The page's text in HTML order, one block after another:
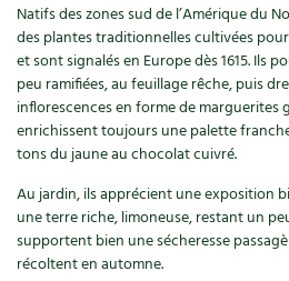
Recettes végétariennes et vegan
Habitat écologique
Conception et gros oeuvre
Matériaux écologiques
Énergie
Trucs & astuces
Expés
Trocs & petites annonces
Appels à témoignage
Bonnes adresses
Natifs des zones sud de l’Amérique du
des plantes traditionnelles cultivées
et sont signalés en Europe dès 1615. Ils
peu ramifiées, au feuillage rêche, puis
inflorescences en forme de
enrichissent toujours une palette
tons du jaune au chocolat cuivré.
Au jardin, ils apprécient une exposition
une terre riche, limoneuse, restant un
supportent bien une sécheresse
récoltent en automne.